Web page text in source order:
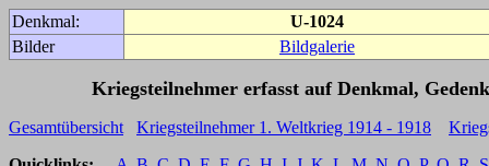
Denkmal:
U-1024
Bilder
Bildgalerie
Kriegsteilnehmer erfasst auf Denkmal,
Gesamtübersicht Kriegsteilnehmer 1. Weltkrieg 1914 - 1918